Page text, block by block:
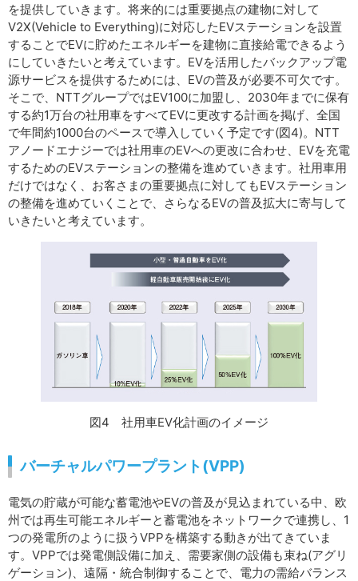
を提供していきます。将来的には重要拠点の建物に対して
V2X(Vehicle to Everything)に対応したEVステーションを設置
することでEVに貯めたエネルギーを建物に直接給電できるよう
にしていきたいと考えています。EVを活用したバックアップ電
源サービスを提供するためには、EVの普及が必要不可欠です。
そこで、NTTグループではEV100に加盟し、2030年までに保有
する約1万台の社用車をすべてEVに更改する計画を掲げ、全国
で年間約1000台のペースで導入していく予定です(図4)。NTT
アノードエナジーでは社用車のEVへの更改に合わせ、EVを充電
するためのEVステーションの整備を進めていきます。社用車用
だけではなく、お客さまの重要拠点に対してもEVステーション
の整備を進めていくことで、さらなるEVの普及拡大に寄与して
いきたいと考えています。
図4 社用車EV化計画のイメージ
バーチャルパワープラント(VPP)
電気の貯蔵が可能な蓄電池やEVの普及が見込まれている中、欧
州では再生可能エネルギーと蓄電池をネットワークで連携し、1
つの発電所のように扱うVPPを構築する動きが出てきていま
す。VPPでは発電側設備に加え、需要家側の設備も束ね(アグリ
ゲーション)、遠隔・統合制御することで、電力の需給バランス